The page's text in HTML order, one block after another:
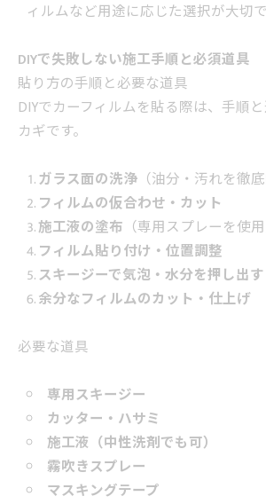
ィルムなど用途に応じた選択が大切で
DIYで失敗しない施工手順と必須道具
貼り方の手順と必要な道具
DIYでカーフィルムを貼る際は、手順
カギです。
ガラス面の洗浄 （油分・汚れを徹底
フィルムの仮合わせ・カット
施工液の塗布 （専用スプレーを使用
フィルム貼り付け・位置調整
スキージーで気泡・水分を押し出す
余分なフィルムのカット・仕上げ
必要な道具
専用スキージー
カッター・ハサミ
施工液（中性洗剤でも可）
霧吹きスプレー
マスキングテープ